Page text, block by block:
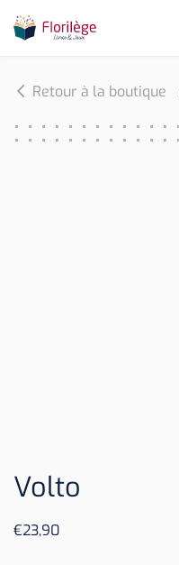
Retour à la boutique
Volto
€23,90